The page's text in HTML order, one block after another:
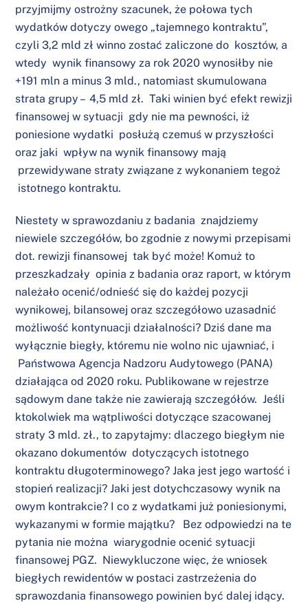
przyjmijmy ostrożny szacunek, że połowa tych
wydatków dotyczy owego „tajemnego kontraktu”,
czyli 3,2 mld zł winno zostać zaliczone do kosztów, a
wtedy wynik finansowy za rok 2020 wynosiłby nie
+191 mln a minus 3 mld., natomiast skumulowana
strata grupy – 4,5 mld zł. Taki winien być efekt rewizji
finansowej w sytuacji gdy nie ma pewności, iż
poniesione wydatki posłużą czemuś w przyszłości
oraz jaki wpływ na wynik finansowy mają
przewidywane straty związane z wykonaniem tegoż
istotnego kontraktu.
Niestety w sprawozdaniu z badania znajdziemy
niewiele szczegółów, bo zgodnie z nowymi przepisami
dot. rewizji finansowej tak być może! Komuż to
przeszkadzały opinia z badania oraz raport, w którym
należało ocenić/odnieść się do każdej pozycji
wynikowej, bilansowej oraz szczegółowo uzasadnić
możliwość kontynuacji działalności? Dziś dane ma
wyłącznie biegły, któremu nie wolno nic ujawniać, i
Państwowa Agencja Nadzoru Audytowego (PANA)
działająca od 2020 roku. Publikowane w rejestrze
sądowym dane także nie zawierają szczegółów. Jeśli
ktokolwiek ma wątpliwości dotyczące szacowanej
straty 3 mld. zł., to zapytajmy: dlaczego biegłym nie
okazano dokumentów dotyczących istotnego
kontraktu długoterminowego? Jaka jest jego wartość i
stopień realizacji? Jaki jest dotychczasowy wynik na
owym kontrakcie? I co z wydatkami już poniesionymi,
wykazanymi w formie majątku? Bez odpowiedzi na te
pytania nie można wiarygodnie ocenić sytuacji
finansowej PGZ. Niewykluczone więc, że wniosek
biegłych rewidentów w postaci zastrzeżenia do
sprawozdania finansowego powinien być dalej idący.